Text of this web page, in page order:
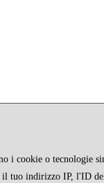
i cookie o tecnologie
il tuo indirizzo IP, l'ID